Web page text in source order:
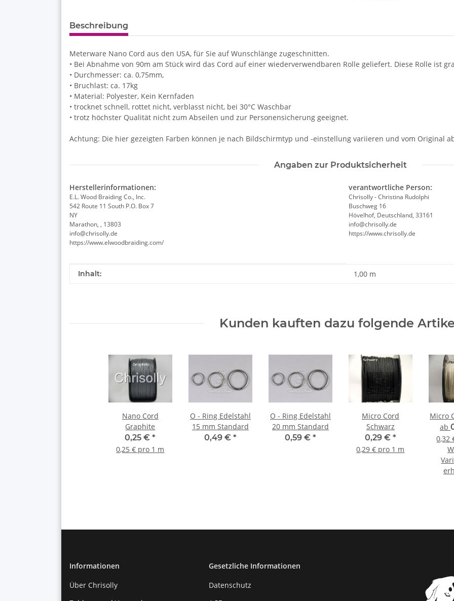
Beschreibung
Meterware Nano Cord aus den USA, für Sie auf Wunschlänge zugeschnitten.
• Bei Abnahme von 90m am Stück wird das Cord auf einer wiederverwendbaren Rolle geliefert. Diese Rolle ist
• Durchmesser: ca. 0,75mm,
• Bruchlast: ca. 17kg
• Material: Polyester, Kein Kernfaden
• trocknet schnell, rottet nicht, verblasst nicht, bei 30°C Waschbar
• trotz höchster Qualität nicht zum Abseilen und zur Personensicherung geeignet.
Achtung: Die hier gezeigten Farben können je nach Bildschirmtyp und -einstellung variieren und vom Original
Angaben zur Produktsicherheit
Herstellerinformationen:
E.L. Wood Braiding Co., Inc.
542 Route 11 South P.O. Box 7
NY
Marathon, , 13803
info@chrisolly.de
https://www.elwoodbraiding.com/
verantwortliche Person:
Chrisolly - Christina Rudolphi
Buschweg 16
Hövelhof, Deutschland, 33161
info@chrisolly.de
https://www.chrisolly.de
Produkteigenschaft
Wert
Inhalt: 1,00 m
Kunden kauften dazu folgende
Nano Cord
Graphite
0,25 €*
0,25 € pro 1 m
O - Ring Edelstahl
15 mm Standard
0,49 € *
O - Ring Edelstahl
20 mm Standard
0,59 € *
Micro Cord
Schwarz
0,29 € *
0,29 € pro 1 m
Micro
ab
0,32
Informationen
Über Chrisolly
Gesetzliche Informationen
Datenschutz